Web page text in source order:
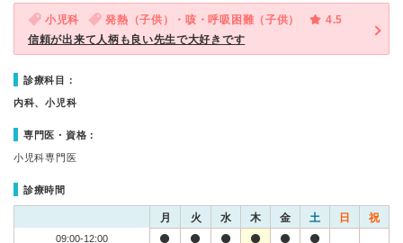
小児科 発熱（子供）・咳・呼吸困難（子供）
4.5
信頼が出来て人柄も良い先生で大好きです
診療科目：
内科、小児科
専門医・資格：
小児科専門医
診療時間
月 火 水 木 金 土 日 祝
09:00-12:00